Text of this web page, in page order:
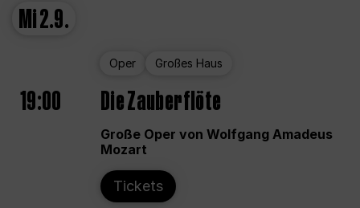
Mi2.9.
Oper Großes Haus
19:00 Die Zauberflöte
Große Oper von Wolfgang Amadeus
Mozart
Tickets